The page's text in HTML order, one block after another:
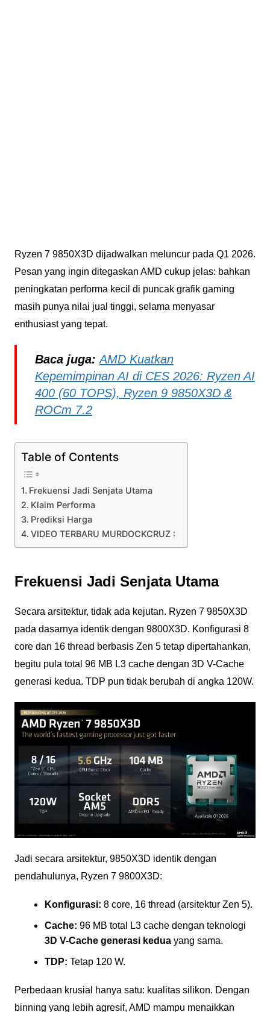
Ryzen 7 9850X3D dijadwalkan meluncur pada Q1 2026.
Pesan yang ingin ditegaskan AMD cukup jelas: bahkan
peningkatan performa kecil di puncak grafik gaming
masih punya nilai jual tinggi, selama menyasar
enthusiast yang tepat.
Baca juga:AMD Kuatkan
Kepemimpinan AI di CES 2026: Ryzen AI
400 (60 TOPS), Ryzen 9 9850X3D &
ROCm 7.2
Table of Contents
Frekuensi Jadi Senjata Utama
Klaim Performa
Prediksi Harga
VIDEO TERBARU MURDOCKCRUZ :
Frekuensi Jadi Senjata Utama
Secara arsitektur, tidak ada kejutan. Ryzen 7 9850X3D
pada dasarnya identik dengan 9800X3D. Konfigurasi 8
core dan 16 thread berbasis Zen 5 tetap dipertahankan,
begitu pula total 96 MB L3 cache dengan 3D V-Cache
generasi kedua. TDP pun tidak berubah di angka 120W.
Jadi secara arsitektur, 9850X3D identik dengan
pendahulunya, Ryzen 7 9800X3D:
Konfigurasi: 8 core, 16 thread (arsitektur Zen 5).
Cache: 96 MB total L3 cache dengan teknologi
3D V-Cache generasi keduayang sama.
TDP: Tetap 120 W.
Perbedaan krusial hanya satu: kualitas silikon. Dengan
binning yang lebih agresif, AMD mampu menaikkan